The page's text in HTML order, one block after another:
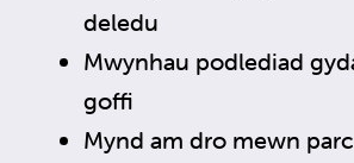
deledu
Mwynhau podlediad
goffi
Mynd am dro mewn